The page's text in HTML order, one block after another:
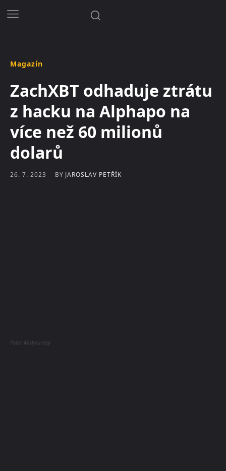
Magazín
ZachXBT odhaduje ztrátu
z hacku na Alphapo na
více než 60 milionů
dolarů
26. 7. 2023 BY JAROSLAV PETŘÍK
Foto: Midjourney